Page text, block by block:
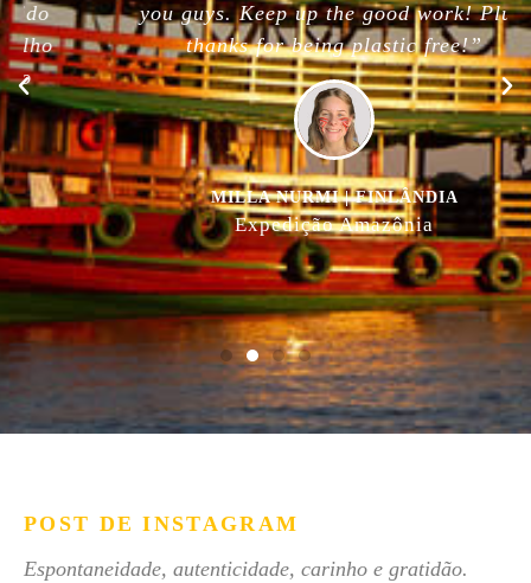
you guys. Keep up the good work! Plus,
thanks for being plastic free!”
MILLA NURMI | FINLÂNDIA
Expedição Amazônia
POST DE INSTAGRAM
Espontaneidade, autenticidade, carinho e gratidão.